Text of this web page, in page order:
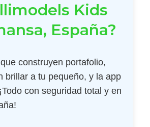
Kids
España?
construyen portafolio,
brillar a tu pequeño, y la app
con seguridad total y en